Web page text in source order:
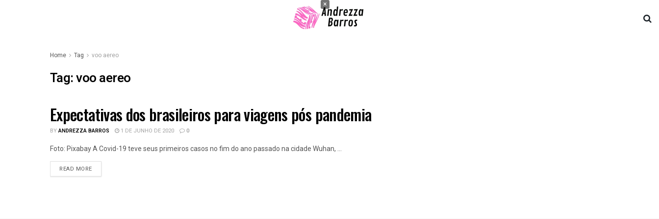
Home Tag voo aereo
Tag:voo aereo
TURISMO
Expectativas dos brasileiros para viagens pós pandemia
BYANDREZZA BARROS 1 DE JUNHO DE 2020 0
Foto: Pixabay A Covid-19 teve seus primeiros casos no fim do ano passado na cidade Wuhan, ...
READ MORE
×